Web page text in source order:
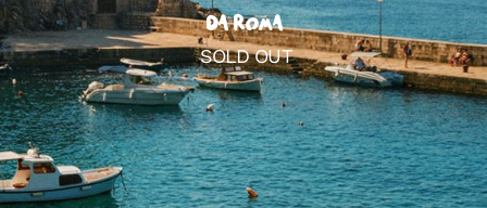
Da Roma
SOLD OUT